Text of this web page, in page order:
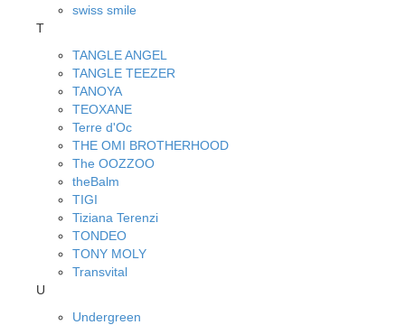
swiss smile
T
TANGLE ANGEL
TANGLE TEEZER
TANOYA
TEOXANE
Terre d'Oc
THE OMI BROTHERHOOD
The OOZZOO
theBalm
TIGI
Tiziana Terenzi
TONDEO
TONY MOLY
Transvital
U
Undergreen